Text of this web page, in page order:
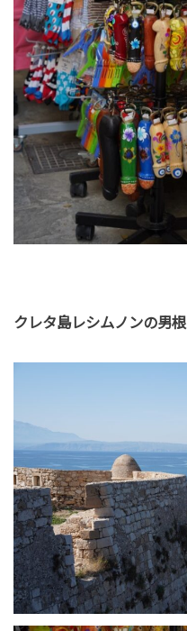
クレタ島レシムノンの男根